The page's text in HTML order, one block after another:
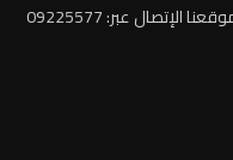
الإتصال عبر: 09225577